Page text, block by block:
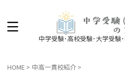
中学受験･高校受験･大学受験
HOME > 中高一貫校紹介 >